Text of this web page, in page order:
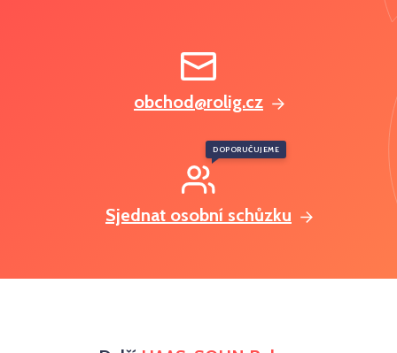
obchod@rolig.cz
Sjednat osobní schůzku
DOPORUČUJEME